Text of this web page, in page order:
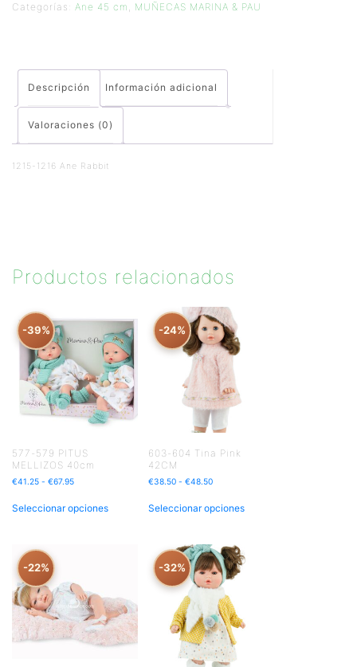
Categorías: Ane 45 cm , MUÑECAS MARINA & PAU
Descripción Información adicional
Valoraciones (0)
1215-1216 Ane Rabbit
Productos relacionados
-39%
577-579 PITUS
MELLIZOS 40cm
€41.25 - €67.95
Seleccionar opciones
-24%
603-604 Tina Pink
42CM
€38.50 - €48.50
Seleccionar opciones
-22% -32%